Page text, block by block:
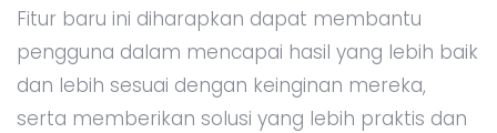
Fitur baru ini diharapkan dapat membantu
pengguna dalam mencapai hasil yang lebih baik
dan lebih sesuai dengan keinginan mereka,
serta memberikan solusi yang lebih praktis dan